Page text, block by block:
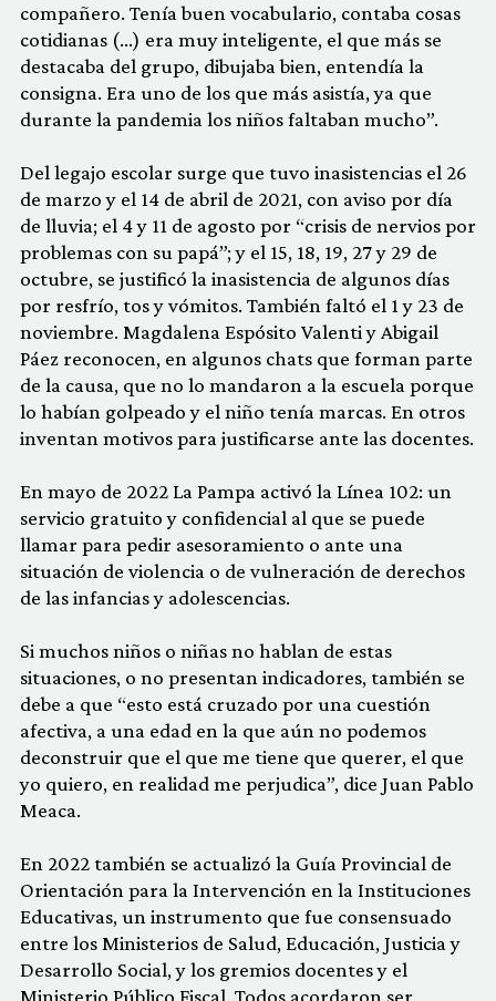
compañero. Tenía buen vocabulario, contaba cosas
cotidianas (…) era muy inteligente, el que más se
destacaba del grupo, dibujaba bien, entendía la
consigna. Era uno de los que más asistía, ya que
durante la pandemia los niños faltaban mucho”.
Del legajo escolar surge que tuvo inasistencias el 26
de marzo y el 14 de abril de 2021, con aviso por día
de lluvia; el 4 y 11 de agosto por “crisis de nervios por
problemas con su papá”; y el 15, 18, 19, 27 y 29 de
octubre, se justificó la inasistencia de algunos días
por resfrío, tos y vómitos. También faltó el 1 y 23 de
noviembre. Magdalena Espósito Valenti y Abigail
Páez reconocen, en algunos chats que forman parte
de la causa, que no lo mandaron a la escuela porque
lo habían golpeado y el niño tenía marcas. En otros
inventan motivos para justificarse ante las docentes.
En mayo de 2022 La Pampa activó la Línea 102: un
servicio gratuito y confidencial al que se puede
llamar para pedir asesoramiento o ante una
situación de violencia o de vulneración de derechos
de las infancias y adolescencias.
Si muchos niños o niñas no hablan de estas
situaciones, o no presentan indicadores, también se
debe a que “esto está cruzado por una cuestión
afectiva, a una edad en la que aún no podemos
deconstruir que el que me tiene que querer, el que
yo quiero, en realidad me perjudica”, dice Juan Pablo
Meaca.
En 2022 también se actualizó la Guía Provincial de
Orientación para la Intervención en la Instituciones
Educativas, un instrumento que fue consensuado
entre los Ministerios de Salud, Educación, Justicia y
Desarrollo Social, y los gremios docentes y el
Ministerio Público Fiscal. Todos acordaron ser